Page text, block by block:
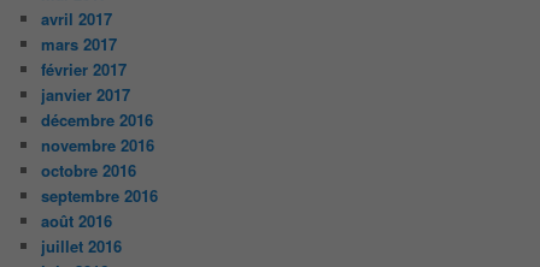
avril 2017
mars 2017
février 2017
janvier 2017
décembre 2016
novembre 2016
octobre 2016
septembre 2016
août 2016
juillet 2016